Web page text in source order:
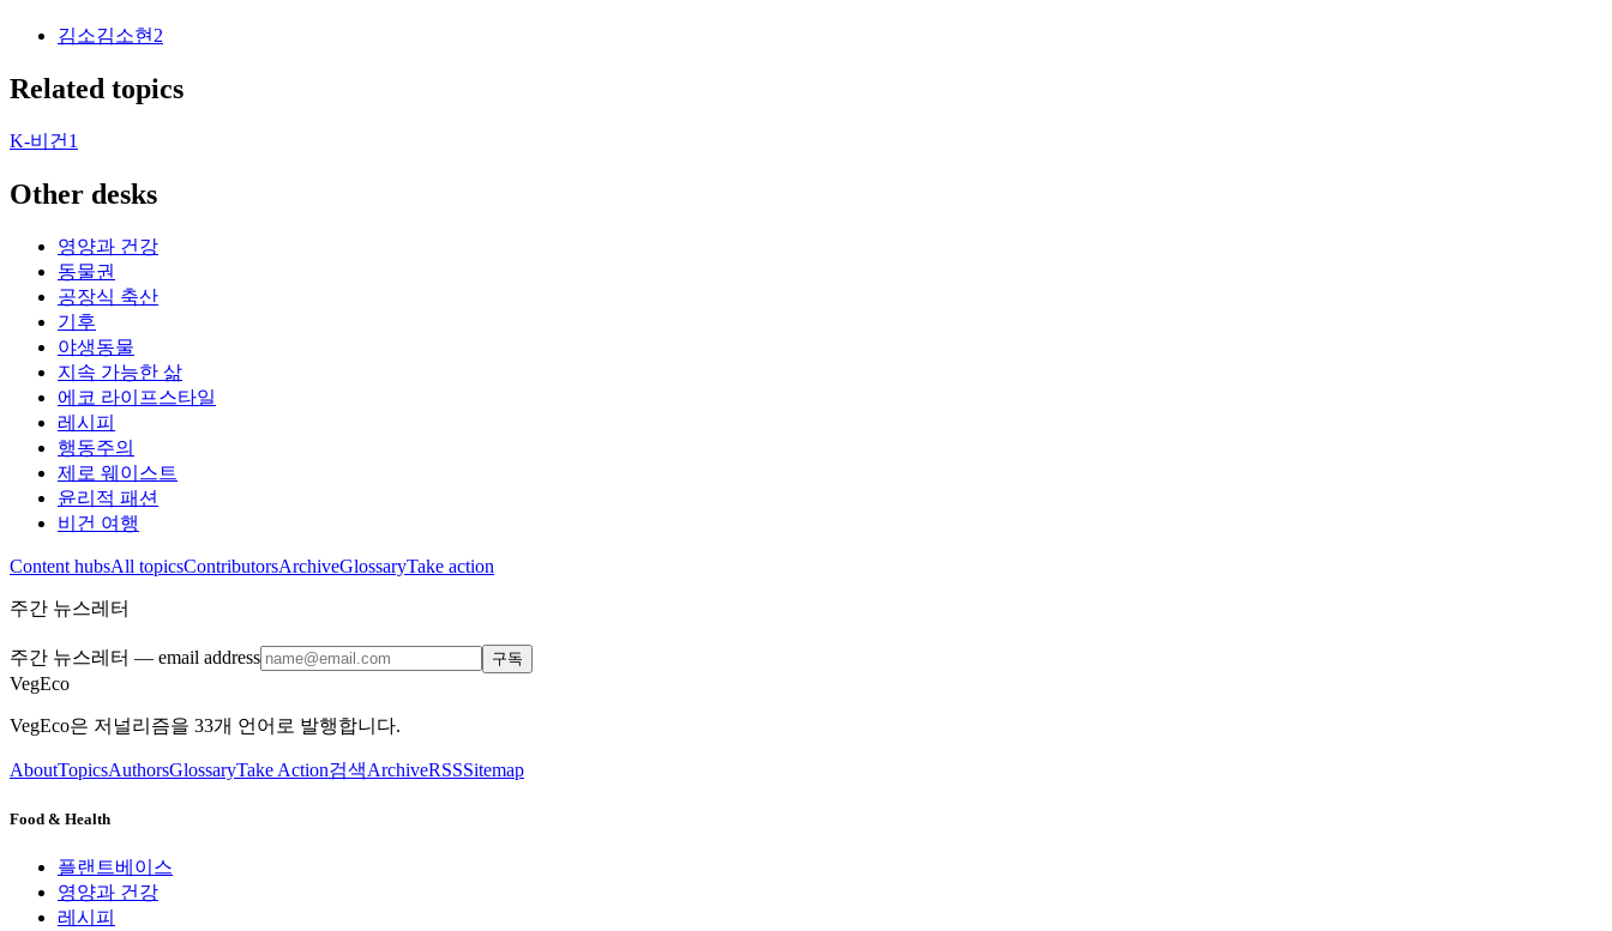
김소김소현 2
Related topics
K-비건 1
Other desks
영양과 건강
동물권
공장식 축산
기후
야생동물
지속 가능한 삶
에코 라이프스타일
레시피
행동주의
제로 웨이스트
윤리적 패션
비건 여행
Content hubsAll topicsContributorsArchiveGlossaryTake action
주간 뉴스레터
주간 뉴스레터 — email address 구독
VegEco
VegEco은 저널리즘을 33개 언어로 발행합니다.
AboutTopicsAuthorsGlossaryTake Action검색ArchiveRSSSitemap
Food & Health
플랜트베이스
영양과 건강
레시피